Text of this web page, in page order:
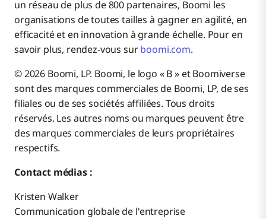
un réseau de plus de 800 partenaires, Boomi les
organisations de toutes tailles à gagner en agilité, en
efficacité et en innovation à grande échelle. Pour en
savoir plus, rendez-vous surboomi.com.
© 2026 Boomi, LP. Boomi, le logo « B » et Boomiverse
sont des marques commerciales de Boomi, LP, de ses
filiales ou de ses sociétés affiliées. Tous droits
réservés. Les autres noms ou marques peuvent être
des marques commerciales de leurs propriétaires
respectifs.
Contact médias :
Kristen Walker
Communication globale de l'entreprise